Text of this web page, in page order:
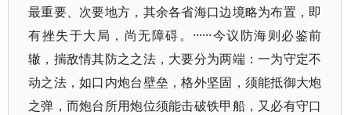
最重要、次要地方，其余各省海口边境略为布置，即
有挫失于大局，尚无障碍。······今议防海则必鉴前
辙，揣敌情其防之之法，大要分为两端：一为守定不
动之法，如口内炮台壁垒，格外坚固，须能抵御大炮
之弹，而炮台所用炮位须能击破铁甲船，又必有守口